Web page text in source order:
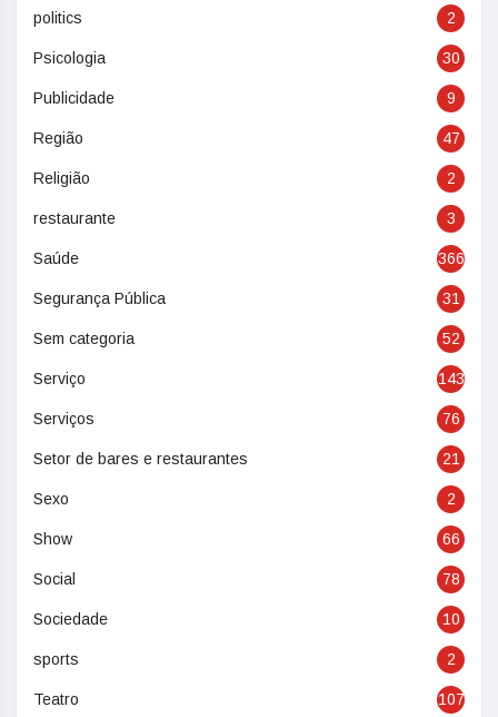
politics 2
Psicologia 30
Publicidade 9
Região 47
Religião 2
restaurante 3
Saúde 366
Segurança Pública 31
Sem categoria 52
Serviço 143
Serviços 76
Setor de bares e restaurantes 21
Sexo 2
Show 66
Social 78
Sociedade 10
sports 2
Teatro 107